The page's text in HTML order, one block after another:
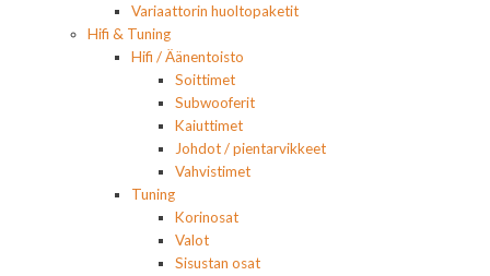
Variaattorin huoltopaketit
Hifi & Tuning
Hifi / Äänentoisto
Soittimet
Subwooferit
Kaiuttimet
Johdot / pientarvikkeet
Vahvistimet
Tuning
Korinosat
Valot
Sisustan osat